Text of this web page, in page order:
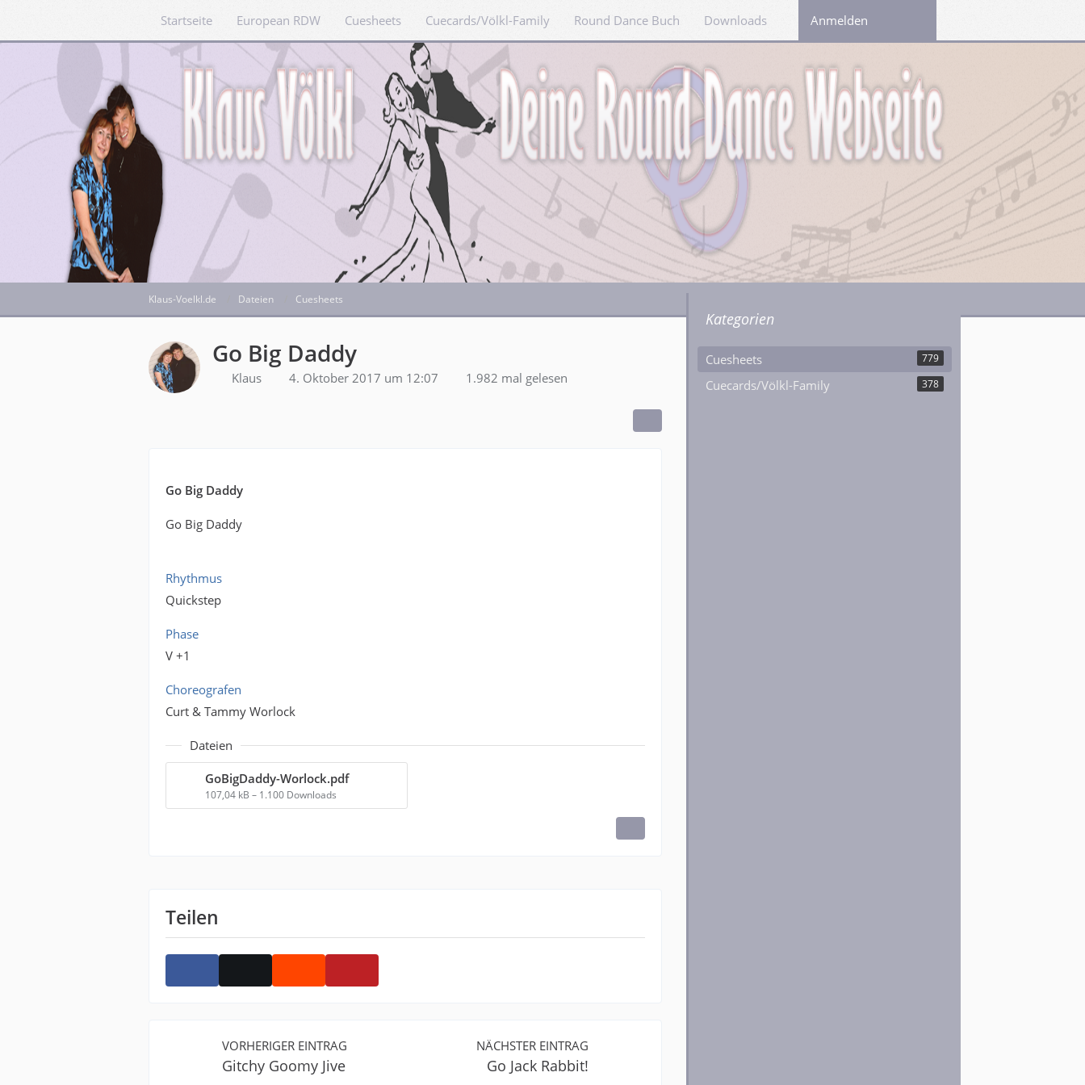
Startseite European RDW Cuesheets Cuecards/Völkl-Family Round Dance Buch Downloads LinksAnmelden
Klaus-Voelkl.de Dateien Cuesheets
Go Big Daddy
Klaus 4. Oktober 2017 um 12:07 1.982 mal gelesen
Go Big Daddy
Go Big Daddy
Rhythmus
Quickstep
Phase
V +1
Choreografen
Curt & Tammy Worlock
Dateien
GoBigDaddy-Worlock.pdf
107,04 kB – 1.100 Downloads
Teilen
VORHERIGER EINTRAG
Gitchy Goomy Jive
NÄCHSTER EINTRAG
Go Jack Rabbit!
Kategorien
Cuesheets 779
Cuecards/Völkl-Family 378